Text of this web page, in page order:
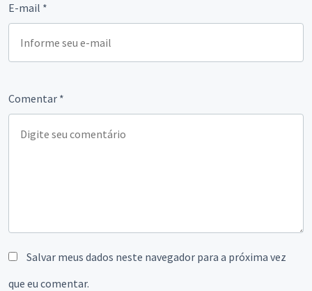
Comentar *
E-mail *
Salvar meus dados neste navegador para a próxima vez
que eu comentar.